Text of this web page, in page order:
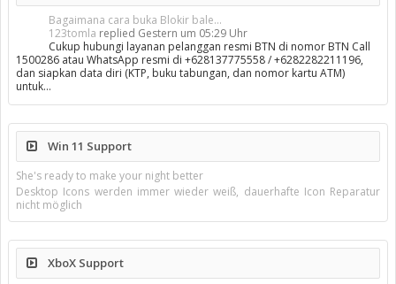
Bagaimana cara buka Blokir bale...
123tomla replied Gestern um 05:29 Uhr
Cukup hubungi layanan pelanggan resmi BTN di nomor BTN Call
1500286 atau WhatsApp resmi di +628137775558 / +6282282211196,
dan siapkan data diri (KTP, buku tabungan, dan nomor kartu ATM)
untuk…
Win 11 Support
She's ready to make your night better
Desktop Icons werden immer wieder weiß, dauerhafte Icon Reparatur
nicht möglich
XboX Support